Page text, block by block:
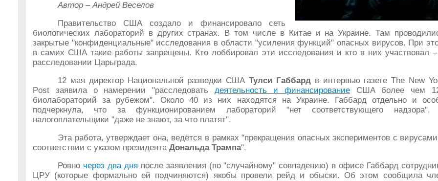
Автор – Андрей Веселов
Правительство США создало и финансировало сеть
биологических лабораторий в других странах. В том числе в Китае и на Украине. Там
закрытые "конфиденциальные" исследования в области "усиления функций" опасных вирусов. При
в самих США такие работы запрещены. Кто лоббировал эти исследования и кто в них участвовал
расследовании Царьграда.
12 мая директор Национальной разведки СШАТулси Габбардв интервью газете The New
Post заявила о намерении "расследоватьдеятельность и финансированиеСША более чем
биолабораторий за рубежом". Около 40 из них находятся на Украине. Габбард отдельно и
подчеркнула, что за функционированием лабораторий "нет соответствующего
налогоплательщики "даже не знают, за что платят".
Эта работа, утверждает она, ведётся в рамках "прекращения опасных экспериментов с
соответствии с указом президента Дональда Трампа".
Ровно через два дня после заявления (по "случайному" совпадению) в офисе Габбард
ЦРУ (которые формально ей подчиняются) якобы провели рейд и обыски. Об этом сообщила